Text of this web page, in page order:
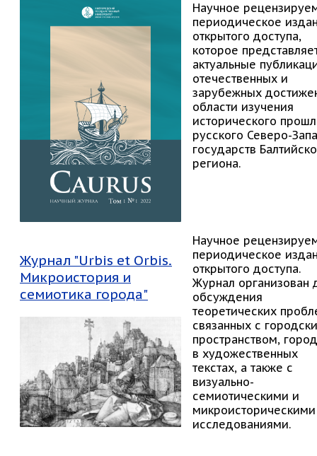
Научное
периодическое
открытого доступа,
которое
актуальные
отечественных и
зарубежных
области изучения
исторического
русского Северо-
государств
региона.
Журнал "Urbis et Orbis.
Микроистория и
семиотика города"
Научное
периодическое
открытого доступа.
Журнал организован
обсуждения
теоретических
связанных с
пространством,
в художественных
текстах, а также с
визуально-
семиотическими и
микроисторическими
исследованиями.